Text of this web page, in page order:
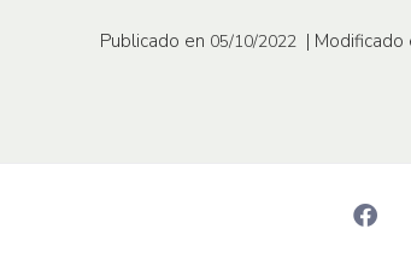
Publicado en 05/10/2022 | Modificado